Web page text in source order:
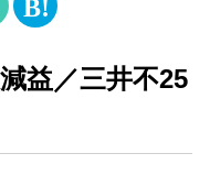
益／三井不25